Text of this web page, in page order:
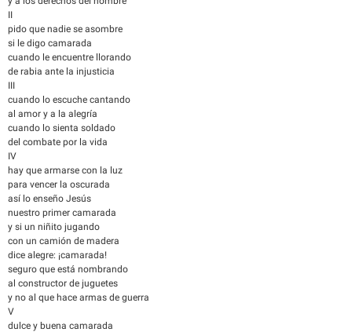
II
pido que nadie se asombre
si le digo camarada
cuando le encuentre llorando
de rabia ante la injusticia
III
cuando lo escuche cantando
al amor y a la alegría
cuando lo sienta soldado
del combate por la vida
IV
hay que armarse con la luz
para vencer la oscurada
así lo enseño Jesús
nuestro primer camarada
y si un niñito jugando
con un camión de madera
dice alegre: ¡camarada!
seguro que está nombrando
al constructor de juguetes
y no al que hace armas de guerra
V
dulce y buena camarada